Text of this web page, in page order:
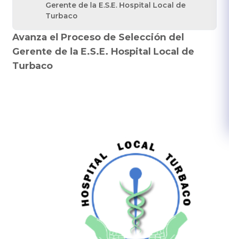
Gerente de la E.S.E. Hospital Local de
Turbaco
Avanza el Proceso de Selección del
Gerente de la E.S.E. Hospital Local de
Turbaco